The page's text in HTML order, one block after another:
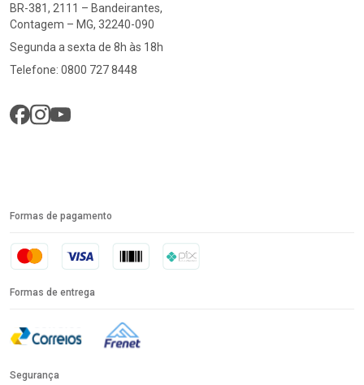
BR-381, 2111 – Bandeirantes,
Contagem – MG, 32240-090
Segunda a sexta de 8h às 18h
Telefone: 0800 727 8448
Formas de pagamento
Formas de entrega
Segurança